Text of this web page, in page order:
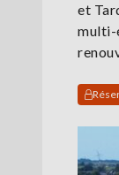
et
multi-